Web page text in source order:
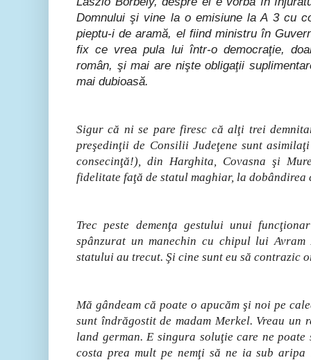
Domnului şi vine la o emisiune la A 3 cu
pieptu-i de aramă, el fiind ministru în
fix ce vrea pula lui într-o democraţie,
român, şi mai are nişte obligaţii
mai dubioasă.
Sigur că ni se pare firesc că alţi trei
preşedinţii de Consilii Judeţene sunt
consecinţă!), din Harghita, Covasna şi
fidelitate faţă de statul maghiar, la
Trec peste demenţa gestului unui
spânzurat un manechin cu chipul lui
statului au trecut. Şi cine sunt eu să contrazic
Mă gândeam că poate o apucăm şi noi pe
sunt îndrăgostit de madam Merkel. Vreau un
land german. E singura soluţie care ne
costa prea mult pe nemţi să ne ia sub